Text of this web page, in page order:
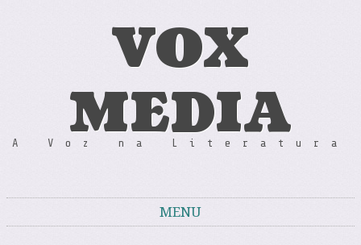
VOX
MEDIA
A Voz na Literatura
MENU